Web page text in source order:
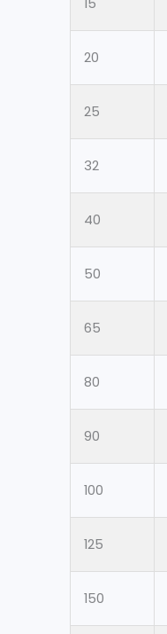
15
20
25
32
40
50
65
80
90
100
125
150